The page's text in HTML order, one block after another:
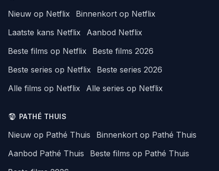
Nieuw op Netflix
Binnenkort op Netflix
Laatste kans Netflix
Aanbod Netflix
Beste films op Netflix
Beste films 2026
Beste series op Netflix
Beste series 2026
Alle films op Netflix
Alle series op Netflix
PATHÉ THUIS
Nieuw op Pathé Thuis
Binnenkort op Pathé Thuis
Aanbod Pathé Thuis
Beste films op Pathé Thuis